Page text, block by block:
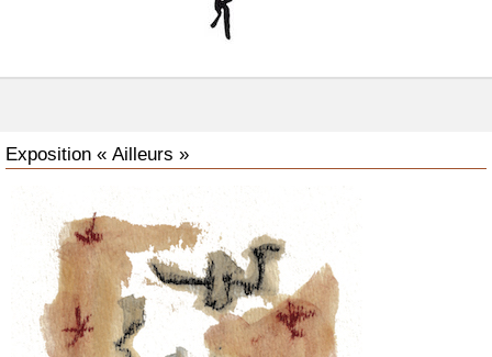
Exposition « Ailleurs »